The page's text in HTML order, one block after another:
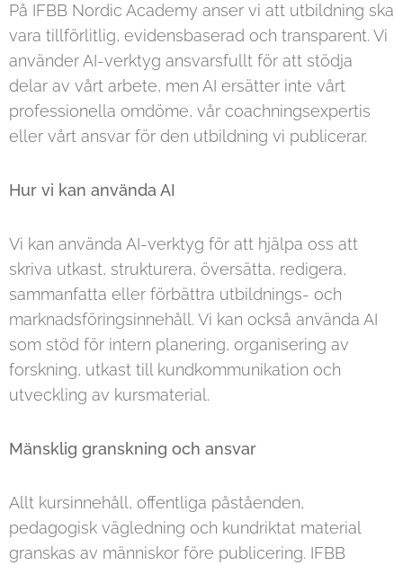
På IFBB Nordic Academy anser vi att utbildning ska
vara tillförlitlig, evidensbaserad och transparent. Vi
använder AI-verktyg ansvarsfullt för att stödja
delar av vårt arbete, men AI ersätter inte vårt
professionella omdöme, vår coachningsexpertis
eller vårt ansvar för den utbildning vi publicerar.
Hur vi kan använda AI
Vi kan använda AI-verktyg för att hjälpa oss att
skriva utkast, strukturera, översätta, redigera,
sammanfatta eller förbättra utbildnings- och
marknadsföringsinnehåll. Vi kan också använda AI
som stöd för intern planering, organisering av
forskning, utkast till kundkommunikation och
utveckling av kursmaterial.
Mänsklig granskning och ansvar
Allt kursinnehåll, offentliga påståenden,
pedagogisk vägledning och kundriktat material
granskas av människor före publicering. IFBB